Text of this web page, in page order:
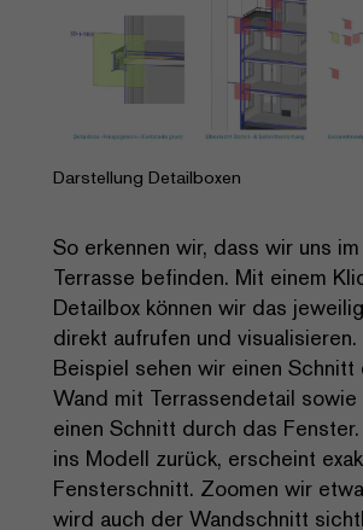
Darstellung Detailboxen
So erkennen wir, dass wir uns
Terrasse befinden. Mit einem
Detailbox können wir das
direkt aufrufen und
Beispiel sehen wir einen Schnitt
Wand mit Terrassendetail sowie
einen Schnitt durch das
ins Modell zurück, erscheint
Fensterschnitt. Zoomen wir
wird auch der Wand­schnitt